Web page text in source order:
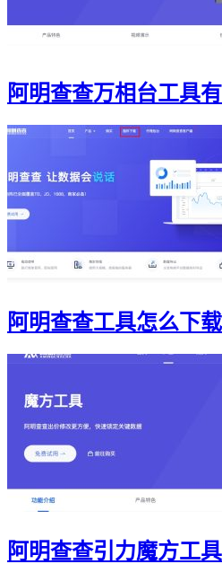
阿明查查万相台工具
阿明查查工具怎么下
阿明查查引力魔方工